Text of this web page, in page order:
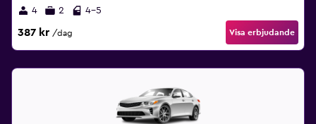
4 2 4-5
387 kr /dag Visa erbjudande